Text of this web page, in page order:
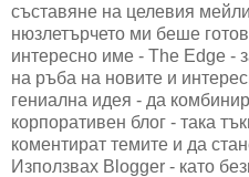
съставяне на целевия
нюзлетърчето ми беше
интересно име - The Edge -
на ръба на новите и
гениална идея - да
корпоративен блог - така
коментират темите и да
Използвах Blogger - като